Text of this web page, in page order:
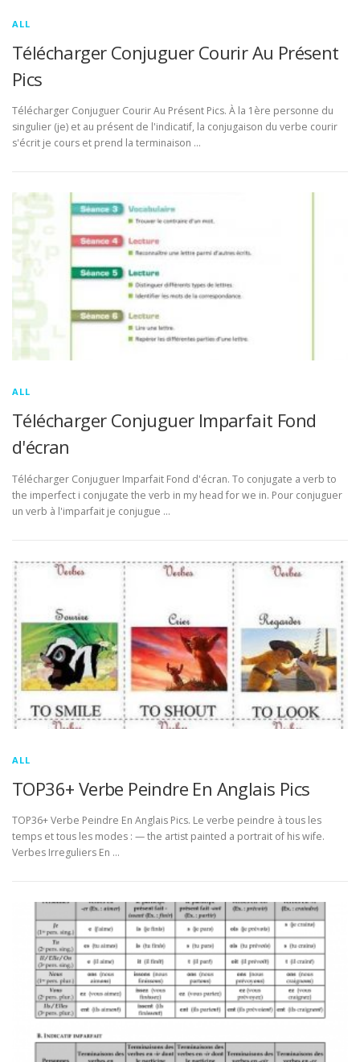
ALL
Télécharger Conjuguer Courir Au Présent
Pics
Télécharger Conjuguer Courir Au Présent Pics. À la 1ère personne du
singulier (je) et au présent de l'indicatif, la conjugaison du verbe courir
s'écrit je cours et prend la terminaison …
ALL
Télécharger Conjuguer Imparfait Fond
d'écran
Télécharger Conjuguer Imparfait Fond d'écran. To conjugate a verb to
the imperfect i conjugate the verb in my head for we in. Pour conjuguer
un verb à l'imparfait je conjugue …
ALL
TOP36+ Verbe Peindre En Anglais Pics
TOP36+ Verbe Peindre En Anglais Pics. Le verbe peindre à tous les
temps et tous les modes : — the artist painted a portrait of his wife.
Verbes Irreguliers En …